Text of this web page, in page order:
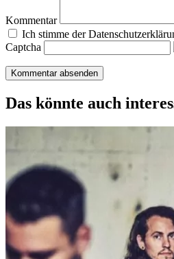
Kommentar
Ich stimme der
Captcha
Das könnte auch